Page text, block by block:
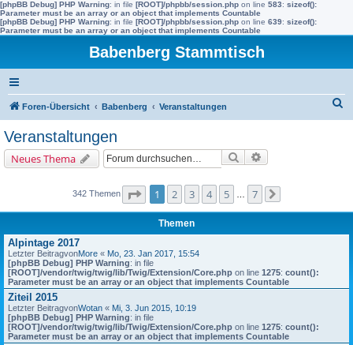
[phpBB Debug] PHP Warning: in file [ROOT]/phpbb/session.php on line 583: sizeof():
Parameter must be an array or an object that implements Countable
[phpBB Debug] PHP Warning: in file [ROOT]/phpbb/session.php on line 639: sizeof():
Parameter must be an array or an object that implements Countable
Babenberg Stammtisch
Foren-Übersicht Babenberg Veranstaltungen
Veranstaltungen
Neues Thema Suche
342 Themen Seite von
1 2 3 4 5 7
Themen
Alpintage 2017
Letzter BeitragvonMore « Mo, 23. Jan 2017, 15:54
[phpBB Debug] PHP Warning: in file
[ROOT]/vendor/twig/twig/lib/Twig/Extension/Core.php on line 1275: count():
Parameter must be an array or an object that implements Countable
Ziteil 2015
Letzter BeitragvonWotan « Mi, 3. Jun 2015, 10:19
[phpBB Debug] PHP Warning: in file
[ROOT]/vendor/twig/twig/lib/Twig/Extension/Core.php on line 1275: count():
Parameter must be an array or an object that implements Countable